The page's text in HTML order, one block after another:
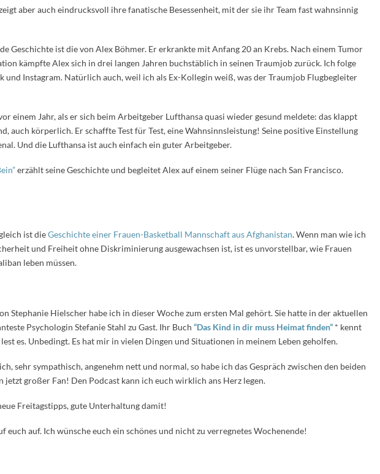
aber auch eindrucksvoll ihre fanatische Besessenheit, mit der sie ihr Team fast wahnsinnig
Geschichte ist die von Alex Böhmer. Er erkrankte mit Anfang 20 an Krebs. Nach einem Tumor
kämpfte Alex sich in drei langen Jahren buchstäblich in seinen Traumjob zurück. Ich folge
und Instagram. Natürlich auch, weil ich als Ex-Kollegin weiß, was der Traumjob Flugbegleiter
einem Jahr, als er sich beim Arbeitgeber Lufthansa quasi wieder gesund meldete: das klappt
auch körperlich. Er schaffte Test für Test, eine Wahnsinnsleistung! Seine positive Einstellung
Und die Lufthansa ist auch einfach ein guter Arbeitgeber.
erzählt seine Geschichte und begleitet Alex auf einem seiner Flüge nach San Francisco.
ist dieGeschichte einer Frauen-Basketball Mannschaft aus Afghanistan. Wenn man wie ich
und Freiheit ohne Diskriminierung ausgewachsen ist, ist es unvorstellbar, wie Frauen
leben müssen.
Stephanie Hielscher habe ich in dieser Woche zum ersten Mal gehört. Sie hatte in der aktuellen
Psychologin Stefanie Stahl zu Gast. Ihr Buch “Das Kind in dir muss Heimat finden” * kennt
es. Unbedingt. Es hat mir in vielen Dingen und Situationen in meinem Leben geholfen.
sehr sympathisch, angenehm nett und normal, so habe ich das Gespräch zwischen den beiden
jetzt großer Fan! Den Podcast kann ich euch wirklich ans Herz legen.
Freitagstipps, gute Unterhaltung damit!
euch auf. Ich wünsche euch ein schönes und nicht zu verregnetes Wochenende!